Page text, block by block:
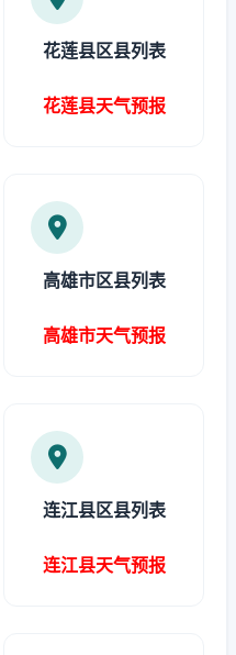
花莲县区县列表
花莲县天气预报
高雄市区县列表
高雄市天气预报
连江县区县列表
连江县天气预报